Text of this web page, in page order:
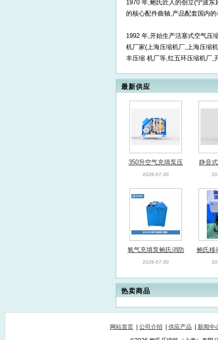
1970 年,鲍氏匠人的创立(宁波
的核心配件曲轴,产品配套国内
1992 年,开始生产活塞式空气压
机厂家(上海压缩机厂,上海压缩
丰压缩 机厂等,红五环压缩机厂,
最新供应
350升空气充填泵压
缩机鲍氏消防专用呼
吸器充填泵
2026-07-30
静音
气充
消防
氧气充填泵鲍氏消防
氧气泵BS102AP应
2026-07-30
鲍氏移
化工
热卖商品
网站首页 公司介绍 供应产品
新闻中